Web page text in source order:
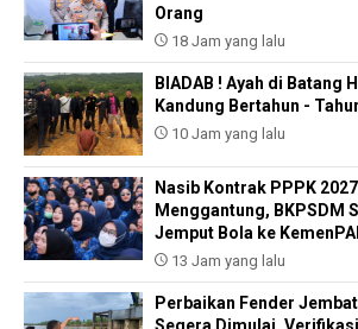
Orang
18 Jam yang lalu
BIADAB ! Ayah di Batang
Kandung Bertahun -
10 Jam yang lalu
Nasib Kontrak PPPK
Menggantung, BKPSDM
Jemput Bola ke
13 Jam yang lalu
Perbaikan Fender